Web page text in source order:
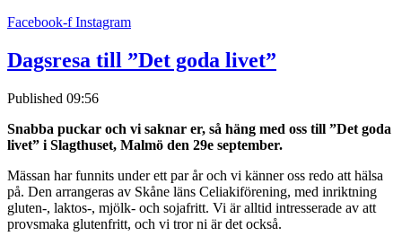
Facebook-f Instagram
Dagsresa till ”Det goda livet”
Published 09:56
Snabba puckar och vi saknar er, så häng med oss till ”Det goda
livet” i Slagthuset, Malmö den 29e september.
Mässan har funnits under ett par år och vi känner oss redo att hälsa
på. Den arrangeras av Skåne läns Celiakiförening, med inriktning
gluten-, laktos-, mjölk- och sojafritt. Vi är alltid intresserade av att
provsmaka glutenfritt, och vi tror ni är det också.